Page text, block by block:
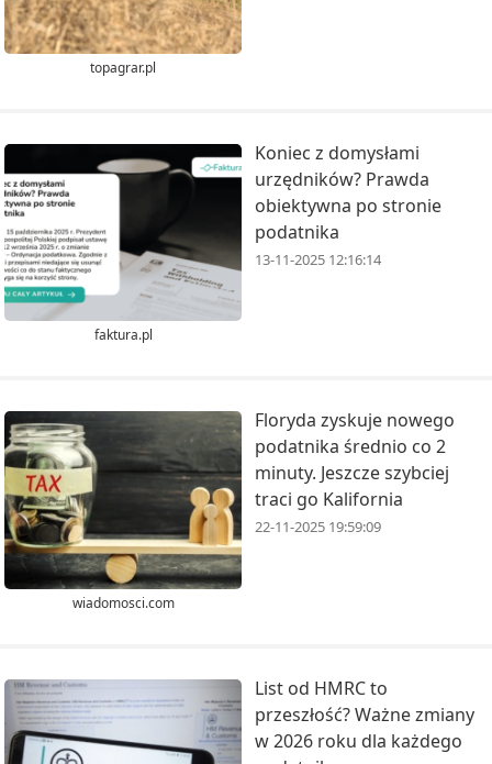
topagrar.pl
faktura.pl
Koniec z domysłami
urzędników? Prawda
obiektywna po stronie
podatnika
13-11-2025 12:16:14
wiadomosci.com
Floryda zyskuje nowego
podatnika średnio co 2
minuty. Jeszcze szybciej
traci go Kalifornia
22-11-2025 19:59:09
List od HMRC to
przeszłość? Ważne zmiany
w 2026 roku dla każdego